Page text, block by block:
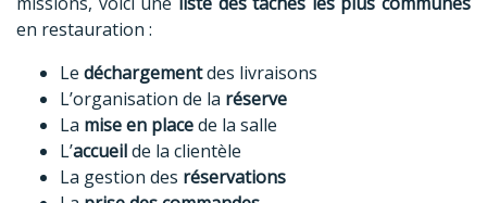
en restauration :
Le déchargementdes livraisons
L’organisation de la réserve
La mise en placede la salle
L’accueilde la clientèle
La gestion des réservations